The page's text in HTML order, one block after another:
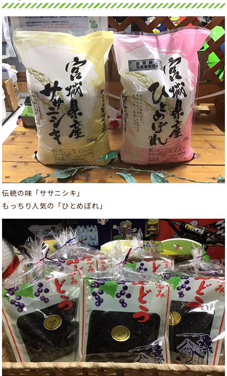
伝統の味「ササニシキ」
もっちり人気の「ひとめぼれ」